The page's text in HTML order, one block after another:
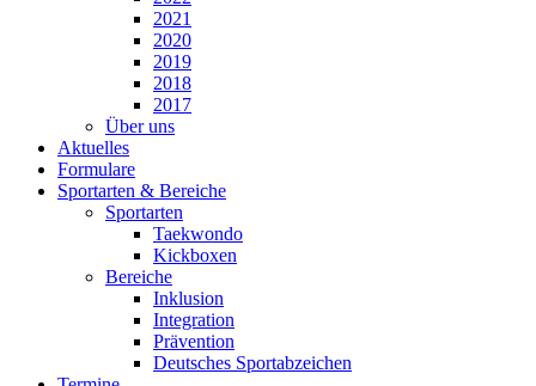
2021
2020
2019
2018
2017
Über uns
Aktuelles
Formulare
Sportarten & Bereiche
Sportarten
Taekwondo
Kickboxen
Bereiche
Inklusion
Integration
Prävention
Deutsches Sportabzeichen